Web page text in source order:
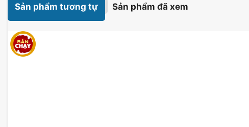
Sản phẩm tương tự Sản phẩm đã xem